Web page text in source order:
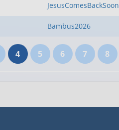
JesusComesBackSoon
Bambus2026
4 5 6 7 8